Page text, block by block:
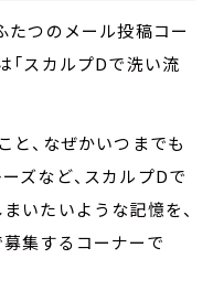
たつのメール投稿コー
「スカルプDで洗い流
と、なぜかいつまでも
ズなど、スカルプDで
いたいような記憶を、
集するコーナーで